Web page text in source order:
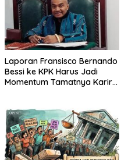
Laporan Fransisco Bernando
Bessi ke KPK Harus Jadi
Momentum Tamatnya Karir